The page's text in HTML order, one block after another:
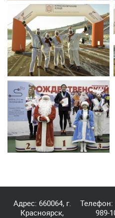
Адрес: 660064, г.
Красноярск,
Телефон:
989-